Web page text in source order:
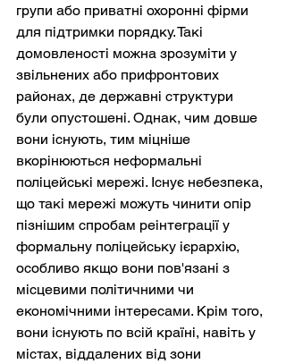
групи або приватні охоронні фірми
для підтримки порядку. Такі
домовленості можна зрозуміти у
звільнених або прифронтових
районах, де державні структури
були опустошені. Однак, чим довше
вони існують, тим міцніше
вкорінюються неформальні
поліцейські мережі. Існує небезпека,
що такі мережі можуть чинити опір
пізнішим спробам реінтеграції у
формальну поліцейську ієрархію,
особливо якщо вони пов'язані з
місцевими політичними чи
економічними інтересами. Крім того,
вони існують по всій країні, навіть у
містах, віддалених від зони